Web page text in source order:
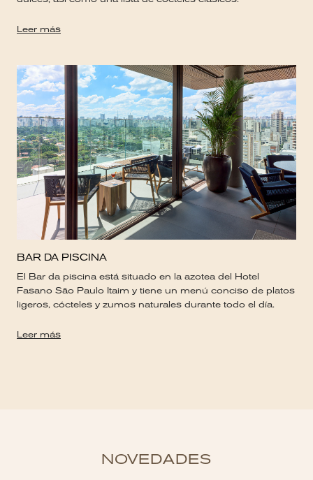
Leer más
BAR DA PISCINA
El Bar da piscina está situado en la azotea del Hotel
Fasano São Paulo Itaim y tiene un menú conciso de platos
ligeros, cócteles y zumos naturales durante todo el día.
Leer más
NOVEDADES